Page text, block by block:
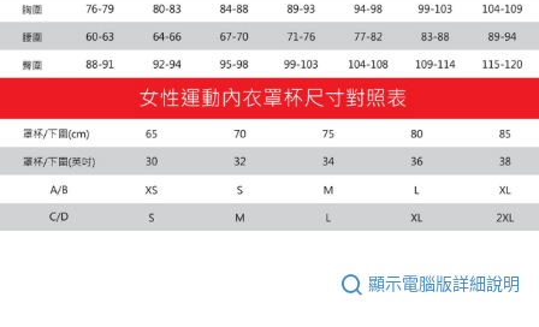
宅配(離島恕不配送)
每筆NT$150，滿NT$1,800(含以上)免運費
宅配貨到付款(離島恕不配送)
每筆NT$180
顯示電腦版詳細說明